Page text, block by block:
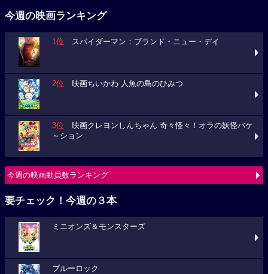
今週の映画ランキング
1位 スパイダーマン：ブランド・ニュー・デイ
2位 映画ちいかわ 人魚の島のひみつ
3位 映画クレヨンしんちゃん 奇々怪々！オラの妖怪バケ
～ション
今週の映画動員数ランキング
要チェック！今週の３本
ミニオンズ＆モンスターズ
ブルーロック